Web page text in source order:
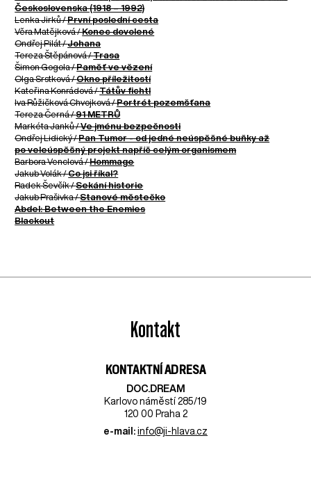
Československa (1918 – 1992)
Lenka Jirků /První poslední cesta
Věra Matějková /Konec dovolené
Ondřej Pilát /Johana
Tereza Štěpánová /Trasa
Šimon Gogola /Paměť ve vězení
Olga Srstková /Okno příležitostí
Kateřina Konrádová /Tátův fichtl
Iva Růžičková Chvojková /Portrét pozemšťana
Tereza Černá /91 METRŮ
Markéta Janků /Ve jménu bezpečnosti
Ondřej Lidický /Pan Tumor - od jedné neúspěšné buňky až
po veleúspěšný projekt napříč celým organismem
Barbora Venclová /Hommage
Jakub Volák /Co jsi říkal?
Radek Ševčík /Sekání historie
Jakub Prašivka /Stanové městečko
Abdel: Between the Enemies
Blackout
Kontakt
KONTAKTNÍ ADRESA
DOC.DREAM​
Karlovo náměstí 285/19
120 00 Praha 2
e-mail: info@ji-hlava.cz